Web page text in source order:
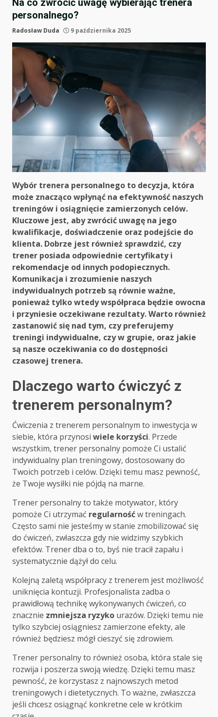
Na co zwrócić uwagę wybierając trenera
personalnego?
Radosław Duda 9 października 2025
Wybór trenera personalnego to decyzja, która
może znacząco wpłynąć na efektywność naszych
treningów i osiągnięcie zamierzonych celów.
Kluczowe jest, aby zwrócić uwagę na jego
kwalifikacje, doświadczenie oraz podejście do
klienta. Dobrze jest również sprawdzić, czy
trener posiada odpowiednie certyfikaty i
rekomendacje od innych podopiecznych.
Komunikacja i zrozumienie naszych
indywidualnych potrzeb są równie ważne,
ponieważ tylko wtedy współpraca będzie owocna
i przyniesie oczekiwane rezultaty. Warto również
zastanowić się nad tym, czy preferujemy
treningi indywidualne, czy w grupie, oraz jakie
są nasze oczekiwania co do dostępności
czasowej trenera.
Dlaczego warto ćwiczyć z
trenerem personalnym?
Ćwiczenia z trenerem personalnym to inwestycja w
siebie, która przynosi wiele korzyści. Przede
wszystkim, trener personalny pomoże Ci ustalić
indywidualny plan treningowy, dostosowany do
Twoich potrzeb i celów. Dzięki temu masz pewność,
że Twoje wysiłki nie pójdą na marne.
Trener personalny to także motywator, który
pomoże Ci utrzymać regularnośćw treningach.
Często sami nie jesteśmy w stanie zmobilizować się
do ćwiczeń, zwłaszcza gdy nie widzimy szybkich
efektów. Trener dba o to, byś nie tracił zapału i
systematycznie dążył do celu.
Kolejną zaletą współpracy z trenerem jest możliwość
uniknięcia kontuzji. Profesjonalista zadba o
prawidłową technikę wykonywanych ćwiczeń, co
znacznie zmniejsza ryzyko urazów. Dzięki temu nie
tylko szybciej osiągniesz zamierzone efekty, ale
również będziesz mógł cieszyć się zdrowiem.
Trener personalny to również osoba, która stale się
rozwija i poszerza swoją wiedzę. Dzięki temu masz
pewność, że korzystasz z najnowszych metod
treningowych i dietetycznych. To ważne, zwłaszcza
jeśli chcesz osiągnąć konkretne cele w krótkim